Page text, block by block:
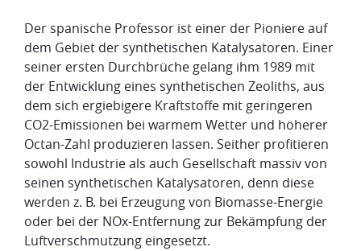
Der spanische Professor ist einer der Pioniere auf
dem Gebiet der synthetischen Katalysatoren. Einer
seiner ersten Durchbrüche gelang ihm 1989 mit
der Entwicklung eines synthetischen Zeoliths, aus
dem sich ergiebigere Kraftstoffe mit geringeren
CO2-Emissionen bei warmem Wetter und höherer
Octan-Zahl produzieren lassen. Seither profitieren
sowohl Industrie als auch Gesellschaft massiv von
seinen synthetischen Katalysatoren, denn diese
werden z. B. bei Erzeugung von Biomasse-Energie
oder bei der NOx-Entfernung zur Bekämpfung der
Luftverschmutzung eingesetzt.